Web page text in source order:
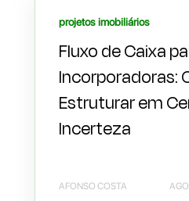
projetos imobiliários
Fluxo de Caixa
Incorporadoras:
Estruturar em
Incerteza
AFONSO COSTA